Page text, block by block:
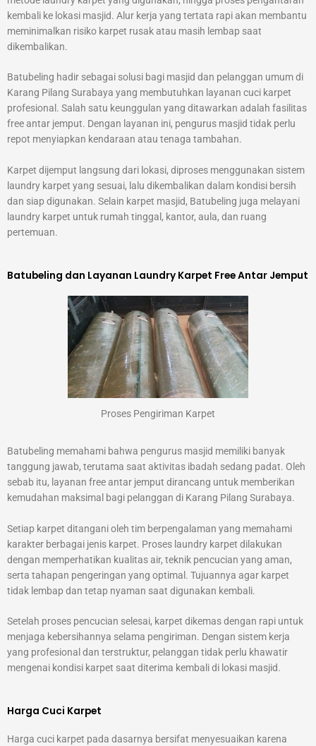
kembali ke lokasi masjid. Alur kerja yang tertata rapi akan membantu
meminimalkan risiko karpet rusak atau masih lembap saat
dikembalikan.
Batubeling hadir sebagai solusi bagi masjid dan pelanggan umum di
Karang Pilang Surabaya yang membutuhkan layanan cuci karpet
profesional. Salah satu keunggulan yang ditawarkan adalah fasilitas
free antar jemput. Dengan layanan ini, pengurus masjid tidak perlu
repot menyiapkan kendaraan atau tenaga tambahan.
Karpet dijemput langsung dari lokasi, diproses menggunakan sistem
laundry karpet yang sesuai, lalu dikembalikan dalam kondisi bersih
dan siap digunakan. Selain karpet masjid, Batubeling juga melayani
laundry karpet untuk rumah tinggal, kantor, aula, dan ruang
pertemuan.
Batubeling dan Layanan Laundry Karpet Free Antar Jemput
Proses Pengiriman Karpet
Batubeling memahami bahwa pengurus masjid memiliki banyak
tanggung jawab, terutama saat aktivitas ibadah sedang padat. Oleh
sebab itu, layanan free antar jemput dirancang untuk memberikan
kemudahan maksimal bagi pelanggan di Karang Pilang Surabaya.
Setiap karpet ditangani oleh tim berpengalaman yang memahami
karakter berbagai jenis karpet. Proses laundry karpet dilakukan
dengan memperhatikan kualitas air, teknik pencucian yang aman,
serta tahapan pengeringan yang optimal. Tujuannya agar karpet
tidak lembap dan tetap nyaman saat digunakan kembali.
Setelah proses pencucian selesai, karpet dikemas dengan rapi untuk
menjaga kebersihannya selama pengiriman. Dengan sistem kerja
yang profesional dan terstruktur, pelanggan tidak perlu khawatir
mengenai kondisi karpet saat diterima kembali di lokasi masjid.
Harga Cuci Karpet
Harga cuci karpet pada dasarnya bersifat menyesuaikan karena